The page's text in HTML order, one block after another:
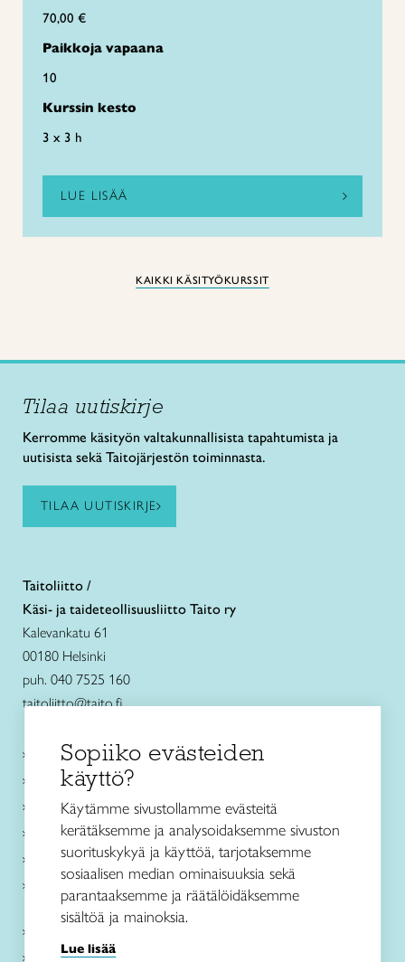
70,00 €
Paikkoja vapaana
10
Kurssin kesto
3 x 3 h
LUE LISÄÄ
KAIKKI KÄSITYÖKURSSIT
Tilaa uutiskirje
Kerromme käsityön valtakunnallisista tapahtumista ja
uutisista sekä Taitojärjestön toiminnasta.
TILAA UUTISKIRJE
Taitoliitto /
Käsi- ja taideteollisuusliitto Taito ry
Kalevankatu 61
00180 Helsinki
puh. 040 7525 160
taitoliitto@taito.fi
Käsityökurssit ja koulutus
Ajankohtaista
Käsityöohjeet
Me olemme Taito
Paikallinen toiminta
Verkkokaupat
Kirjaudu Arviin
Kirjaudu Taitocampukseen
Sopiiko evästeiden
käyttö?
Käytämme sivustollamme evästeitä
kerätäksemme ja analysoidaksemme sivuston
suorituskykyä ja käyttöä, tarjotaksemme
sosiaalisen median ominaisuuksia sekä
parantaaksemme ja räätälöidäksemme
sisältöä ja mainoksia.
Lue lisää